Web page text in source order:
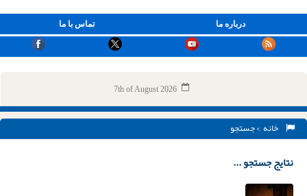
تماس با ما درباره ما
7th of August 2026
خانه > جستجو
نتایج جستجو ...